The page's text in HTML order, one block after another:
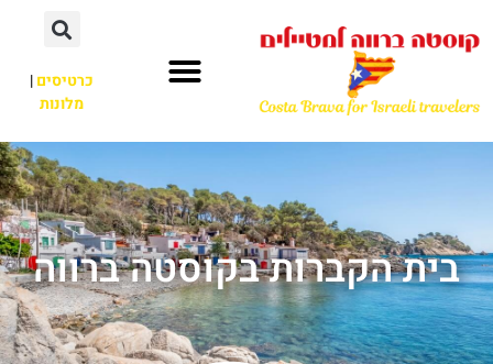
כרטיסים|
מלונות
בית הקברות בקוסטה ברווה